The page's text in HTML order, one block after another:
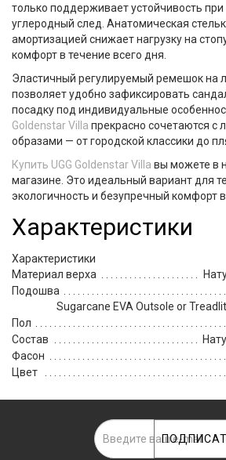
только поддерживает устойчивость
углеродный след. Анатомическая
амортизацией снижает нагрузку на
комфорт в течение всего дня.
Эластичный регулируемый ремешок на
позволяет удобно зафиксировать
посадку под индивидуальные
Goldenstar Villa прекрасно сочетаются с
образами — от городской классики до
Купить UGG Goldenstar Villa вы можете в
магазине. Это идеальный вариант для
экологичность и безупречный комфорт
Характеристики
Характеристики
Материал верха
Подошва
Sugarcane EVA Outsole or
Пол
Состав
Фасон
Цвет